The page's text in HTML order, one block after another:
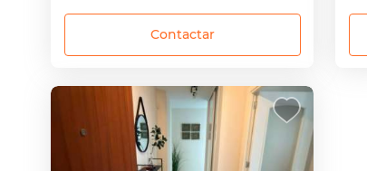
Contactar